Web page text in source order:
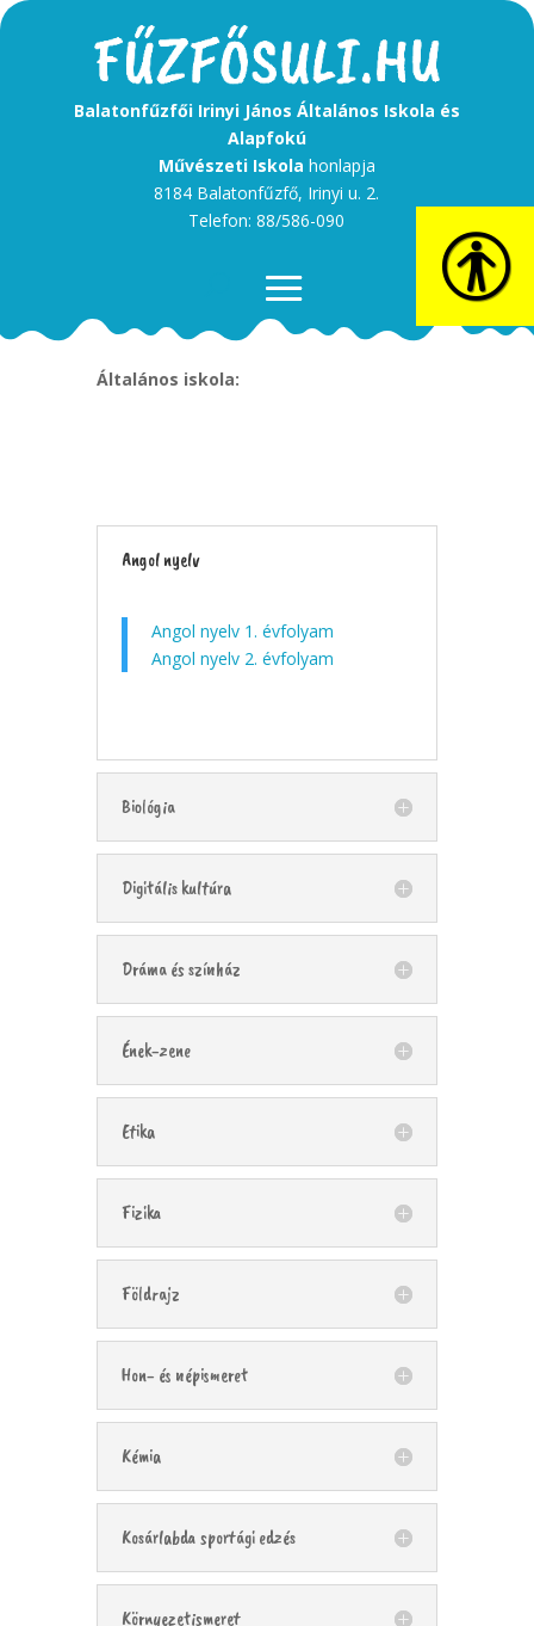
Balatonfűzfői Irinyi János Általános Iskola és
Alapfokú
Művészeti Iskola honlapja
8184 Balatonfűzfő, Irinyi u. 2.
Telefon: 88/586-090
Általános iskola:
Angol nyelv
Angol nyelv 1. évfolyam
Angol nyelv 2. évfolyam
Biológia
Digitális kultúra
Dráma és színház
Ének-zene
Etika
Fizika
Földrajz
Hon- és népismeret
Kémia
Kosárlabda sportági edzés
Környezetismeret